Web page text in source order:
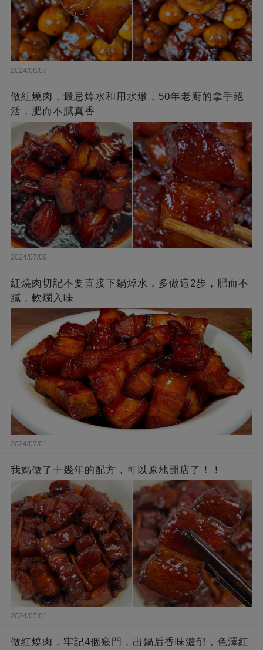
2024/08/07
做紅燒肉，最忌焯水和用水燉，50年老廚的拿手絕
活，肥而不膩真香
2024/07/09
紅燒肉切記不要直接下鍋焯水，多做這2步，肥而不
膩，軟爛入味
2024/07/01
我媽做了十幾年的配方，可以原地開店了！！
2024/07/01
做紅燒肉，牢記4個竅門，出鍋后香味濃郁，色澤紅